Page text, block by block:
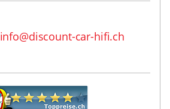
info@discount-car-hifi.ch